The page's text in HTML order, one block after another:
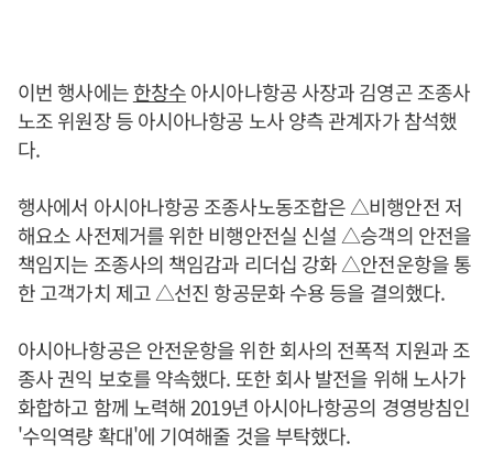
이번 행사에는한창수아시아나항공 사장과 김영곤 조종사
노조 위원장 등 아시아나항공 노사 양측 관계자가 참석했
다.
행사에서 아시아나항공 조종사노동조합은 △비행안전 저
해요소 사전제거를 위한 비행안전실 신설 △승객의 안전을
책임지는 조종사의 책임감과 리더십 강화 △안전운항을 통
한 고객가치 제고 △선진 항공문화 수용 등을 결의했다.
아시아나항공은 안전운항을 위한 회사의 전폭적 지원과 조
종사 권익 보호를 약속했다. 또한 회사 발전을 위해 노사가
화합하고 함께 노력해 2019년 아시아나항공의 경영방침인
'수익역량 확대'에 기여해줄 것을 부탁했다.